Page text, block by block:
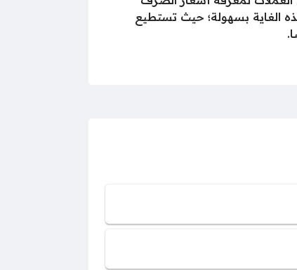
الغاية بسهولة؛ حيث تستطيع